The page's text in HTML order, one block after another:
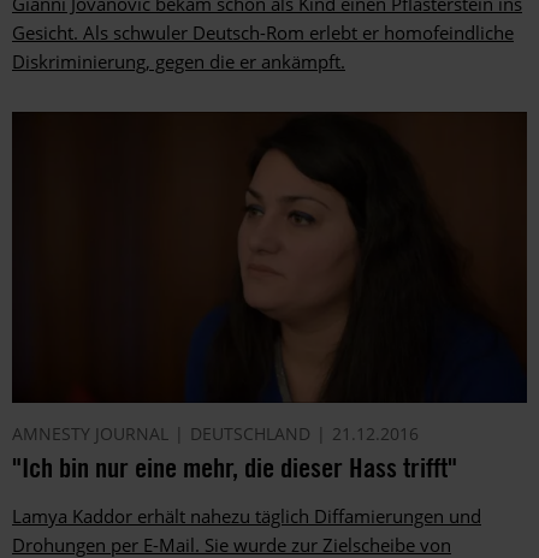
Gesicht. Als schwuler Deutsch-Rom erlebt er homofeindliche
Diskriminierung, gegen die er ankämpft.
AMNESTY JOURNAL DEUTSCHLAND 21.12.2016
"Ich bin nur eine mehr, die dieser Hass trifft"
Lamya Kaddor erhält nahezu täglich Diffamierungen und
Drohungen per E-Mail. Sie wurde zur Zielscheibe von